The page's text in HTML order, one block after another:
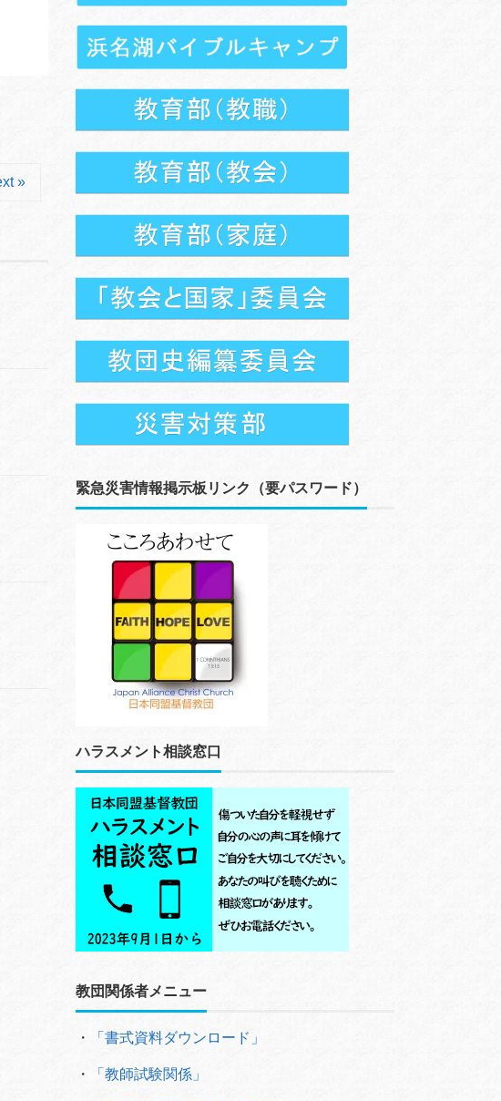
»
緊急災害情報掲示板リンク（要パスワード）
ハラスメント相談窓口
教団関係者メニュー
・ 「書式資料ダウンロード」
・ 「教師試験関係」